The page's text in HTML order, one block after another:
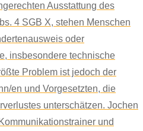
Ausstattung des
4 SGB X, stehen Menschen
oder
insbesondere technische
Problem ist jedoch der
en und Vorgesetzten, die
unterschätzen. Jochen
und